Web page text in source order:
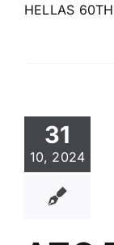
HELLAS
31
10, 2024